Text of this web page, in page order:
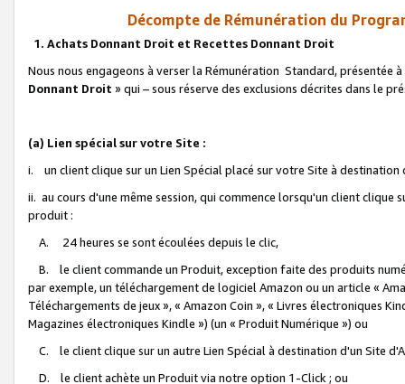
Décompte de Rémunération du
1. Achats Donnant Droit et Recettes Donnant Droit
Nous nous engageons à verser la Rémunération Standard, présentée
Donnant Droit » qui – sous réserve des exclusions décrites dans le
(a) Lien spécial sur votre Site :
i. un client clique sur un Lien Spécial placé sur votre Site à destination
ii. au cours d'une même session, qui commence lorsqu'un client
produit :
A. 24 heures se sont écoulées depuis le clic,
B. le client commande un Produit, exception faite des produits
par exemple, un téléchargement de logiciel Amazon ou un article «
Téléchargements de jeux », « Amazon Coin », « Livres électroniques
Magazines électroniques Kindle ») (un « Produit Numérique ») ou
C. le client clique sur un autre Lien Spécial à destination d'un Site
D. le client achète un Produit via notre option 1-Click ; ou